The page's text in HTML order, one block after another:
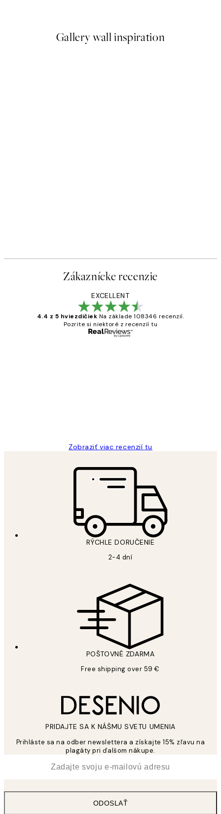
Gallery wall inspiration
Zákaznícke recenzie
EXCELLENT
4.4 z 5 hviezdičiek Na základe 108346 recenzií.
Pozrite si niektoré z recenzií tu
Zobraziť viac recenzií tu
RÝCHLE DORUČENIE
2-4 dní
POŠTOVNÉ ZDARMA
Free shipping over 59 €
PRIDAJTE SA K NÁŠMU SVETU UMENIA
Prihláste sa na odber newslettera a získajte 15% zľavu na
plagáty pri ďalšom nákupe.
ODOSLAŤ